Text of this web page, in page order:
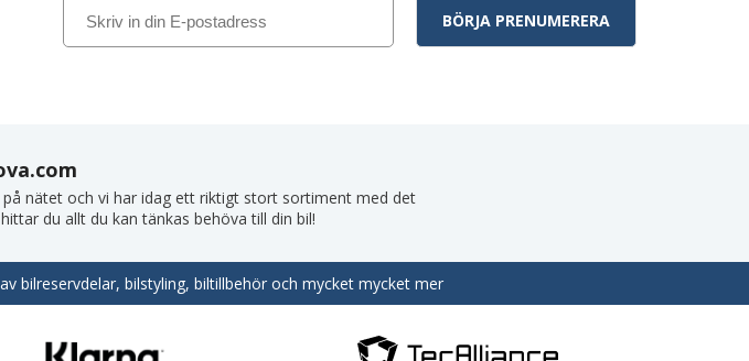
nätet och vi har idag ett riktigt stort sortiment med det
du allt du kan tänkas behöva till din bil!
bilreservdelar, bilstyling, biltillbehör och mycket mycket mer